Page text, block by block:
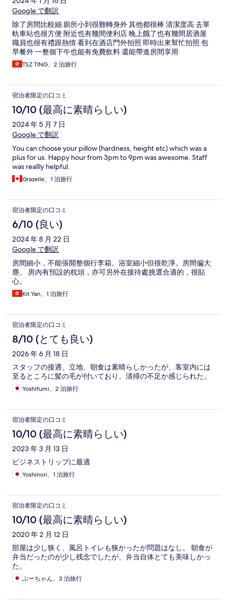
Google で翻訳
除了房間比較細 廁所小到很難轉身外 其他都很棒 清潔度高 去單
軌車站也很方便 附近也有幾間便利店 晚上餓了也有幾間居酒屋
職員也很有禮跟熱情 看到在酒店門外拍照 即時出來幫忙拍照 包
早餐外 一整個下午也能有免費飲料 還能帶進房間享用
TSZ TING、2 泊旅行
宿泊者限定の口コミ
10/10 (最高に素晴らしい)
2024 年 5 月 7 日
Google で翻訳
You can choose your pillow (hardness, height etc) which was a
plus for us. Happy hour from 3pm to 9pm was awesome. Staff
was reallly helpful.
Grazelle、1 泊旅行
宿泊者限定の口コミ
6/10 (良い)
2024 年 8 月 22 日
Google で翻訳
房間細小，不能張開整個行李箱。浴室細小但很乾淨。房間偏大
塵。 房內有預設的枕頭，亦可另外在接待處挑選合適的，很貼
心。
Kit Yan、1 泊旅行
宿泊者限定の口コミ
8/10 (とても良い)
2026 年 6 月 18 日
スタッフの接遇、立地、朝食は素晴らしかったが、客室内には
至るところに髪の毛が付いており、清掃の不足か感じられた。
Yoshifumi、2 泊旅行
宿泊者限定の口コミ
10/10 (最高に素晴らしい)
2023 年 3 月 13 日
ビジネストリップに最適
Yoshinori、1 泊旅行
宿泊者限定の口コミ
10/10 (最高に素晴らしい)
2020 年 2 月 12 日
部屋は少し狭く、風呂トイレも狭かったが問題はなし。 朝食が
弁当だったのが少し残念でしたが、弁当自体とても美味しかっ
た。
ぶーちゃん、3 泊旅行